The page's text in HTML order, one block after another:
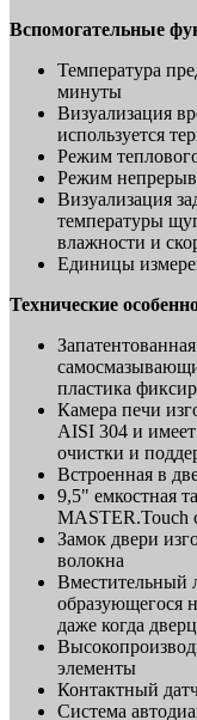
Вспомогательные
Температура
минуты
Визуализация
используется
Режим
Режим
Визуализация
температуры
влажности и
Единицы
Технические
пластика
Камера печи
AISI 304 и
очистки и
Встроенная в
9,5" емкостная
MASTER.Touch
Замок двери
волокна
Вместительный
образующегося
даже когда
элементы
Контактный
Система